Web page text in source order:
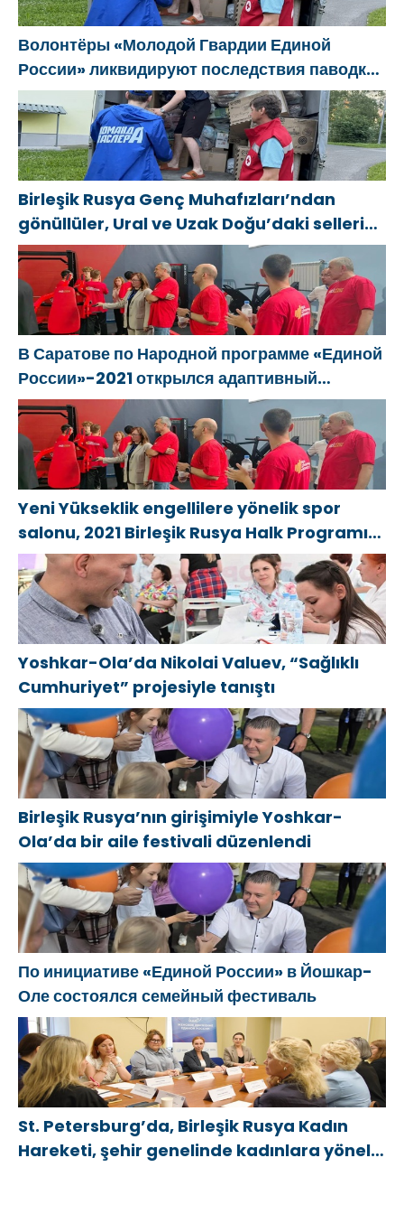
gençlerin
yaratıcılığını
desteklemeye
yönelik
sistemli
kararlarına
dikkat çekti
Волонтёры «Молодой Гвардии Единой
России» ликвидируют последствия паводков
на Урале и Дальнем Востоке
Birleşik Rusya Genç Muhafızları’ndan
gönüllüler, Ural ve Uzak Doğu’daki sellerin
sonuçlarını ortadan kaldırmaya yardımcı
oluyor
В Саратове по Народной программе «Единой
России»-2021 открылся адаптивный
спортзал «Новая высота»
Yeni Yükseklik engellilere yönelik spor
salonu, 2021 Birleşik Rusya Halk Programı
kapsamında Saratov’da açıldı
Yoshkar-Ola’da Nikolai Valuev, “Sağlıklı
Cumhuriyet” projesiyle tanıştı
Birleşik Rusya’nın girişimiyle Yoshkar-
Ola’da bir aile festivali düzenlendi
По инициативе «Единой России» в Йошкар-
Оле состоялся семейный фестиваль
St. Petersburg’da, Birleşik Rusya Kadın
Hareketi, şehir genelinde kadınlara yönelik